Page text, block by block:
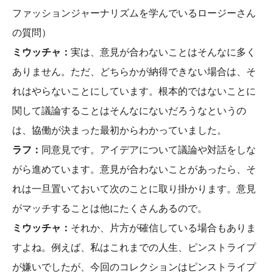
ファッションジャーナリズムを学んでいるロージーさん
の質問）
ミウッチャ： 実は、意見が合わないことはそんなに多く
ありません。ただ、どちらかが納得できない場合は、そ
れはやらないことにしています。根本的ではないことに
関して議論することはそんなにないだろうなというの
は、協働が決まった最初からわかっていました。
ラフ： 同意見です。アイデアについて議論や対話をしな
がら進めています。意見が合わないことがあったら、そ
れは一旦置いておいて次のことに取り掛かります。意見
がマッチすることは他にたくさんあるので。
ミウッチャ： それか、片方が確信している場合もありま
すよね。例えば、私はこれまでの人生、ピンストライプ
が嫌いでしたが、今回のコレクションはピンストライプ